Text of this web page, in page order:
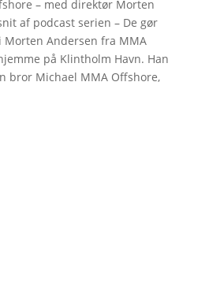
– med direktør Morten
af podcast serien – De gør
Morten Andersen fra MMA
på Klintholm Havn. Han
bror Michael MMA Offshore,